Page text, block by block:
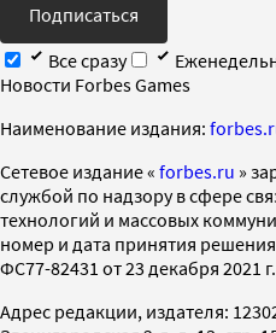
Подписаться
Все сразу
Новости Forbes Games
Наименование издания:
Cетевое издание « forbes.ru »
службой по надзору в сфере
технологий и массовых
номер и дата принятия
ФС77-82431 от 23 декабря 2021 г.
Адрес редакции, издателя: